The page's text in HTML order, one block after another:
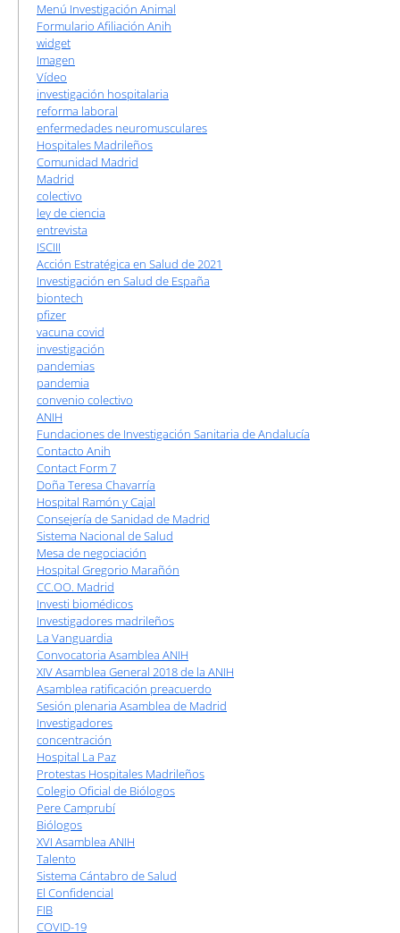
Menú Investigación Animal
Formulario Afiliación Anih
widget
Imagen
Vídeo
investigación hospitalaria
reforma laboral
enfermedades neuromusculares
Hospitales Madrileños
Comunidad Madrid
Madrid
colectivo
ley de ciencia
entrevista
ISCIII
Acción Estratégica en Salud de 2021
Investigación en Salud de España
biontech
pfizer
vacuna covid
investigación
pandemias
pandemia
convenio colectivo
ANIH
Fundaciones de Investigación Sanitaria de Andalucía
Contacto Anih
Contact Form 7
Doña Teresa Chavarría
Hospital Ramón y Cajal
Consejería de Sanidad de Madrid
Sistema Nacional de Salud
Mesa de negociación
Hospital Gregorio Marañón
CC.OO. Madrid
Investi biomédicos
Investigadores madrileños
La Vanguardia
Convocatoria Asamblea ANIH
XIV Asamblea General 2018 de la ANIH
Asamblea ratificación preacuerdo
Sesión plenaria Asamblea de Madrid
Investigadores
concentración
Hospital La Paz
Protestas Hospitales Madrileños
Colegio Oficial de Biólogos
Pere Camprubí
Biólogos
XVI Asamblea ANIH
Talento
Sistema Cántabro de Salud
El Confidencial
FIB
COVID-19